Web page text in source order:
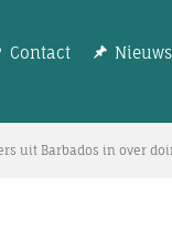
Contact
uit Barbados in over